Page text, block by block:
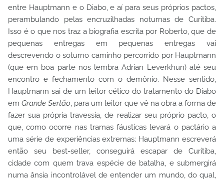
entre Hauptmann e o Diabo, e aí para seus próprios pactos,
perambulando pelas encruzilhadas noturnas de Curitiba.
Isso é o que nos traz a biografia escrita por Roberto, que de
pequenas entregas em pequenas entregas vai
descrevendo o soturno caminho percorrido por Hauptmann
(que em boa parte nos lembra Adrian Leverkhun) até seu
encontro e fechamento com o demônio. Nesse sentido,
Hauptmann sai de um leitor cético do tratamento do Diabo
emGrande Sertão, para um leitor que vê na obra a forma de
fazer sua própria travessia, de realizar seu próprio pacto, o
que, como ocorre nas tramas fáusticas levará o pactário a
uma série de experiências extremas; Hauptmann escreverá
então seu best-seller, conseguirá escapar de Curitiba,
cidade com quem trava espécie de batalha, e submergirá
numa ânsia incontrolável de entender um mundo, do qual,